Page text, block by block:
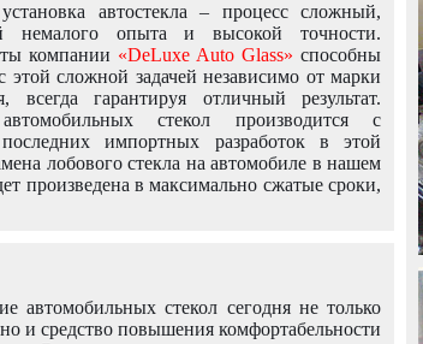
автостекла – процесс сложный,
немалого опыта и высокой точности.
компании «DeLuxe Auto Glass» способны
этой сложной задачей независимо от марки
всегда гарантируя отличный результат.
стекол производится с
импортных разработок в этой
лобового стекла на автомобиле в нашем
произведена в максимально сжатые сроки,
автомобильных стекол сегодня не только
и средство повышения комфортабельности